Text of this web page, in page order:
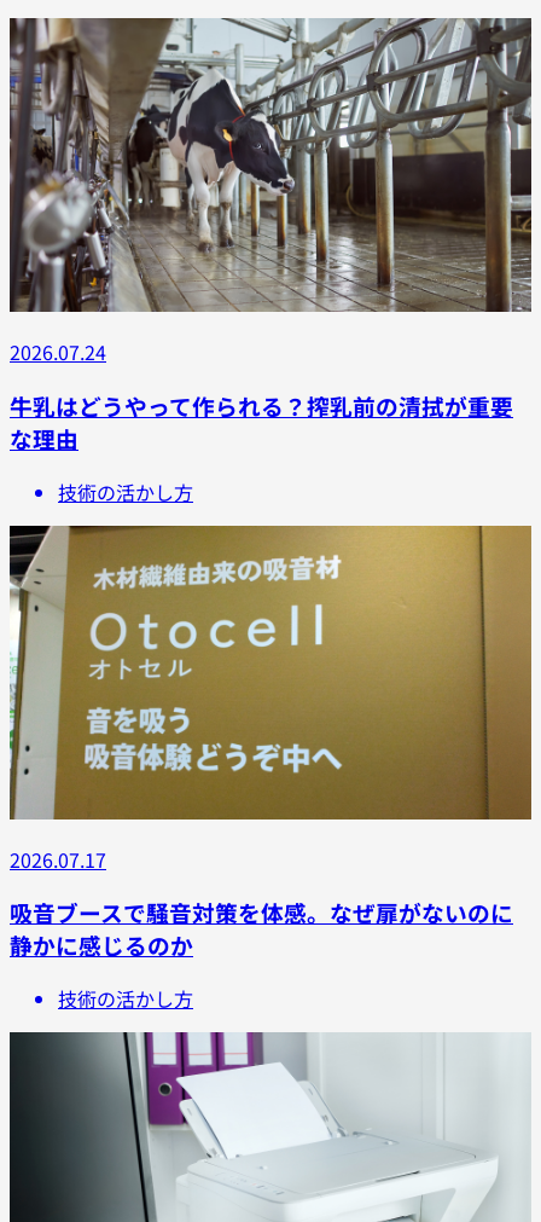
2026.07.24
牛乳はどうやって作られる？搾乳前の清拭が重要
な理由
技術の活かし方
2026.07.17
吸音ブースで騒音対策を体感。なぜ扉がないのに
静かに感じるのか
技術の活かし方